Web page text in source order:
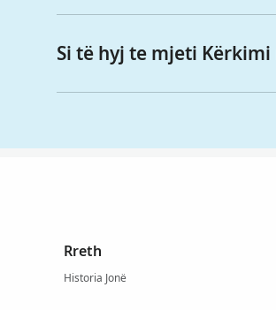
Si të hyj te mjeti
Rreth
Historia Jonë